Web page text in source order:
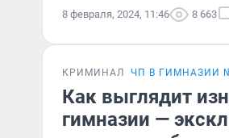
8 февраля, 2024, 11:46 8 663
КРИМИНАЛ ЧП В ГИМНАЗИИ
Как выглядит
гимназии —